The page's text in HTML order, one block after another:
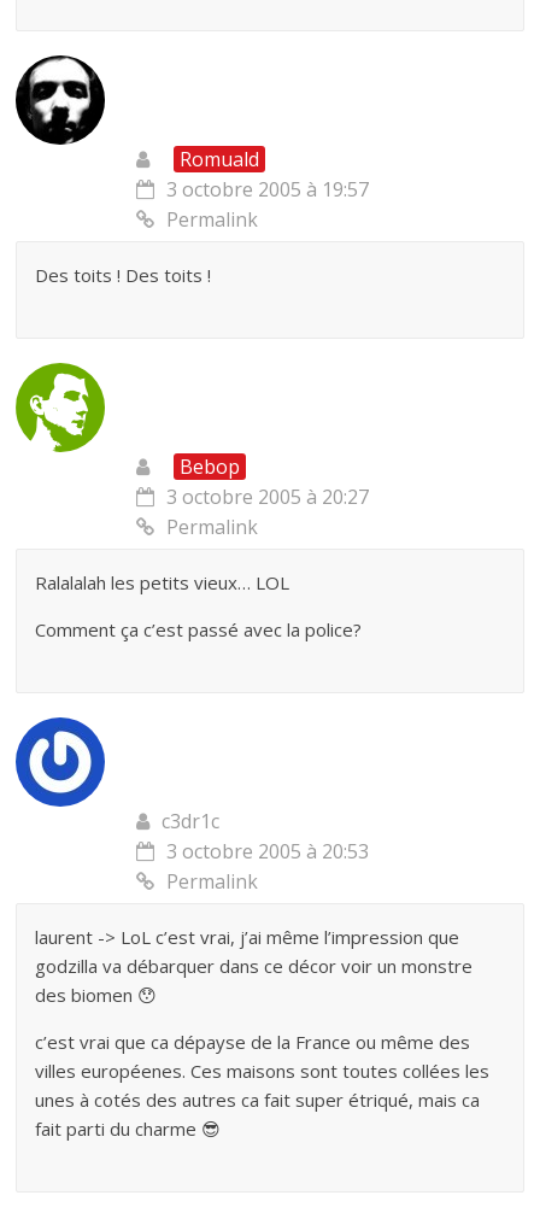
Romuald
3 octobre 2005 à 19:57
Permalink
Des toits ! Des toits !
Bebop
3 octobre 2005 à 20:27
Permalink
Ralalalah les petits vieux… LOL
Comment ça c’est passé avec la police?
c3dr1c
3 octobre 2005 à 20:53
Permalink
laurent -> LoL c’est vrai, j’ai même l’impression que
godzilla va débarquer dans ce décor voir un monstre
des biomen 😯
c’est vrai que ca dépayse de la France ou même des
villes européenes. Ces maisons sont toutes collées les
unes à cotés des autres ca fait super étriqué, mais ca
fait parti du charme 😎